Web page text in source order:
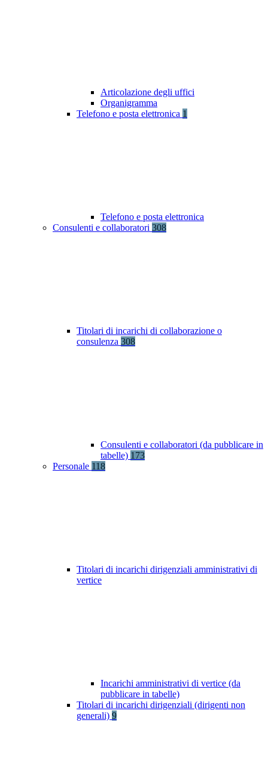
Articolazione degli uffici
Organigramma
Telefono e posta elettronica 1
Telefono e posta elettronica
Consulenti e collaboratori 308
Titolari di incarichi di collaborazione o
consulenza 308
Consulenti e collaboratori (da pubblicare in
tabelle) 173
Personale 118
Titolari di incarichi dirigenziali amministrativi di
vertice
Incarichi amministrativi di vertice (da
pubblicare in tabelle)
Titolari di incarichi dirigenziali (dirigenti non
generali) 9